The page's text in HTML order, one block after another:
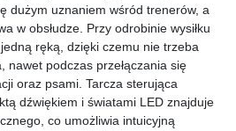
dużym uznaniem wśród trenerów, a
w obsłudze. Przy odrobinie wysiłku
ręką, dzięki czemu nie trzeba
nawet podczas przełączania się
oraz psami. Tarcza sterująca
dźwiękiem i światami LED znajduje
co umożliwia intuicyjną